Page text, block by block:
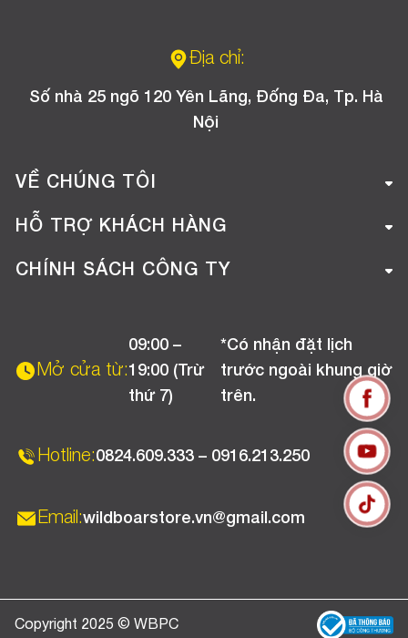
Địa chỉ:
Số nhà 25 ngõ 120 Yên Lãng, Đống Đa, Tp. Hà
Nội
VỀ CHÚNG TÔI
Giới thiệu công ty
Tuyển dụng
HỖ TRỢ KHÁCH HÀNG
Hướng dẫn mua hàng online
Chương trình khuyến mãi
CHÍNH SÁCH CÔNG TY
Chính sách bảo hành
Mở cửa từ:
09:00 –
19:00 (Trừ
thứ 7)
*Có nhận đặt lịch
trước ngoài khung giờ
trên.
Hotline:0824.609.333 – 0916.213.250
Email:wildboarstore.vn@gmail.com
Copyright 2025 © WBPC